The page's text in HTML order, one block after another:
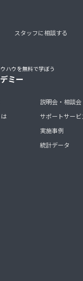
スタッフに相談する
ハウを無料で学ぼう
ミー
説明会・相談会
サポートサービ
実施事例
統計データ